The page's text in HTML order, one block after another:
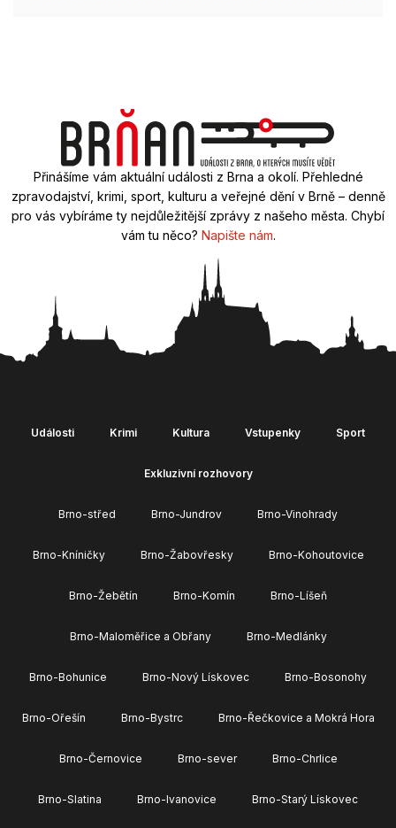
Přinášíme vám aktuální události z Brna a okolí. Přehledné
zpravodajství, krimi, sport, kulturu a veřejné dění v Brně – denně
pro vás vybíráme ty nejdůležitější zprávy z našeho města. Chybí
vám tu něco? Napište nám.
Události Krimi Kultura Vstupenky Sport
Exkluzivní rozhovory
Brno-střed Brno-Jundrov Brno-Vinohrady
Brno-Kníničky Brno-Žabovřesky Brno-Kohoutovice
Brno-Žebětín Brno-Komín Brno-Líšeň
Brno-Maloměřice a Obřany Brno-Medlánky
Brno-Bohunice Brno-Nový Lískovec Brno-Bosonohy
Brno-Ořešín Brno-Bystrc Brno-Řečkovice a Mokrá Hora
Brno-Černovice Brno-sever Brno-Chrlice
Brno-Slatina Brno-Ivanovice Brno-Starý Lískovec